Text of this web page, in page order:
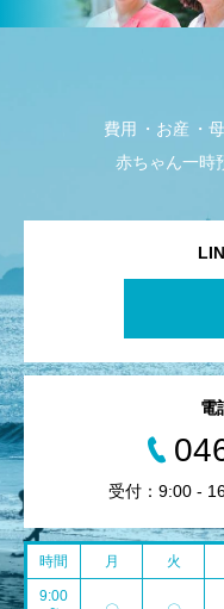
費用 お産
赤ちゃん一時
電
受付：9:00 -
時間 月 火
9:00